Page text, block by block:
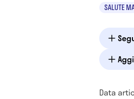
SALUTE
Data